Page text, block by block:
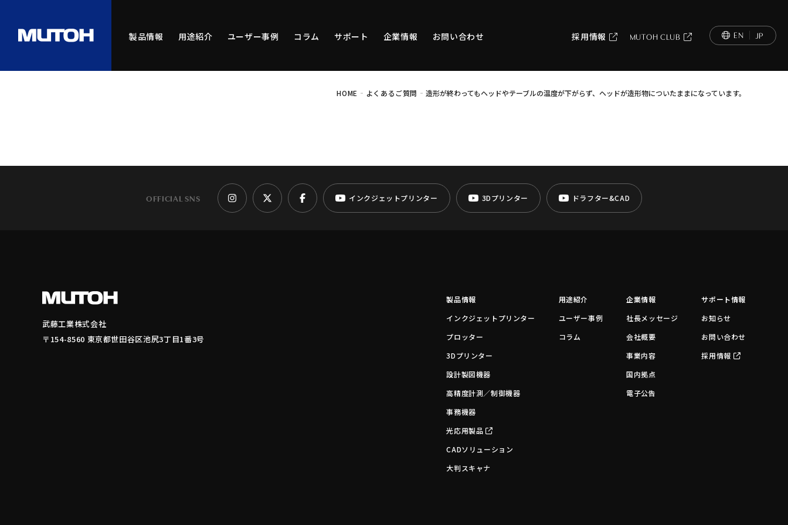
製品情報 用途紹介 ユーザー事例 コラム サポート 企業情報 お問い合わせ 採用情報 MUTOH CLUB EN JP
HOME - よくあるご質問 - 造形が終わってもヘッドやテーブルの温度が下がらず、ヘッドが造形物についたままになっています。
OFFICIAL SNS インクジェットプリンター 3Dプリンター ドラフター&CAD
武藤工業株式会社
〒154-8560 東京都世田谷区池尻3丁目1番3号
製品情報
インクジェットプリンター
プロッター
3Dプリンター
設計製図機器
高精度計測／制御機器
事務機器
光応用製品
CADソリューション
大判スキャナ
用途紹介
ユーザー事例
コラム
企業情報
社長メッセージ
会社概要
事業内容
国内拠点
電子公告
サポート情報
お知らせ
お問い合わせ
採用情報